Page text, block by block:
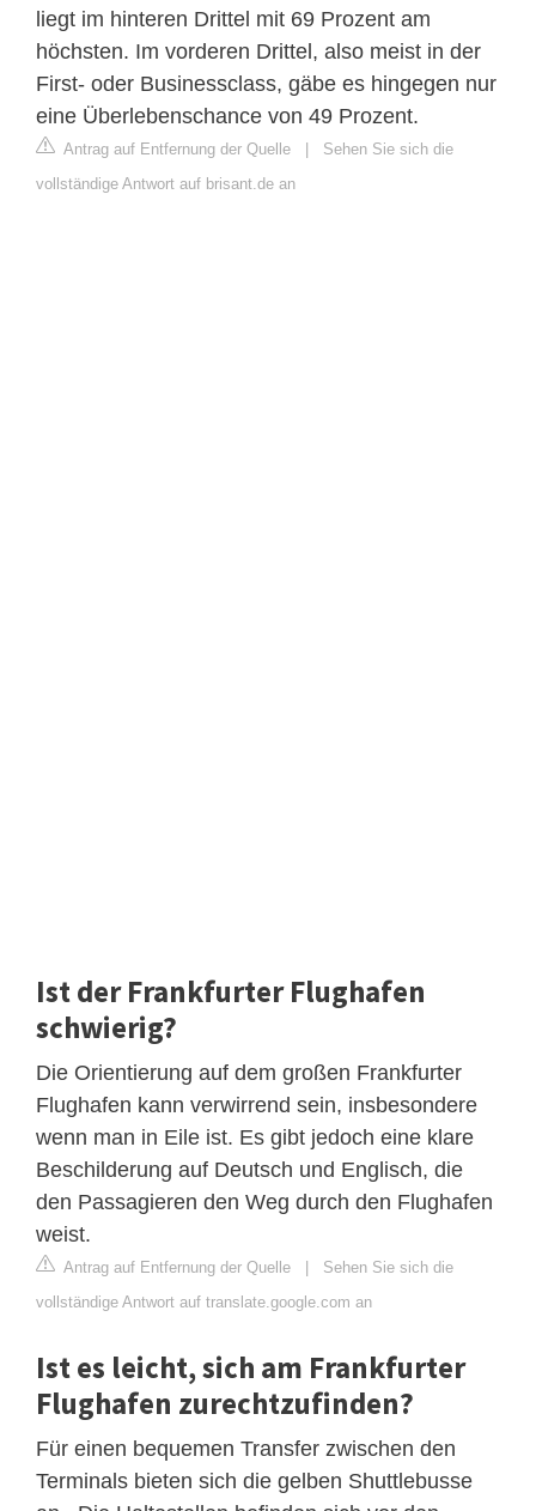
liegt im hinteren Drittel mit 69 Prozent am
höchsten. Im vorderen Drittel, also meist in der
First- oder Businessclass, gäbe es hingegen nur
eine Überlebenschance von 49 Prozent.
Antrag auf Entfernung der Quelle | Sehen Sie sich die
vollständige Antwort auf brisant.de an
Ist der Frankfurter Flughafen
schwierig?
Die Orientierung auf dem großen Frankfurter
Flughafen kann verwirrend sein, insbesondere
wenn man in Eile ist. Es gibt jedoch eine klare
Beschilderung auf Deutsch und Englisch, die
den Passagieren den Weg durch den Flughafen
weist.
Antrag auf Entfernung der Quelle | Sehen Sie sich die
vollständige Antwort auf translate.google.com an
Ist es leicht, sich am Frankfurter
Flughafen zurechtzufinden?
Für einen bequemen Transfer zwischen den
Terminals bieten sich die gelben Shuttlebusse